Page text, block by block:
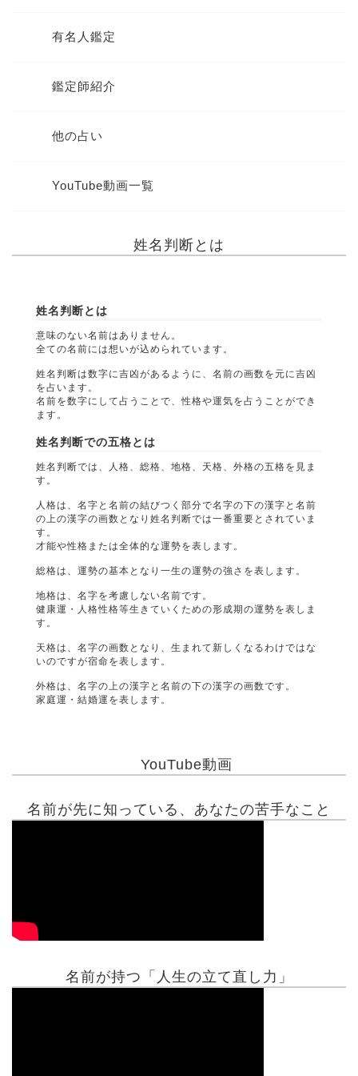
有名人鑑定
鑑定師紹介
他の占い
YouTube動画一覧
姓名判断とは
姓名判断とは
意味のない名前はありません。
全ての名前には想いが込められています。
姓名判断は数字に吉凶があるように、名前の画数を元に吉凶
を占います。
名前を数字にして占うことで、性格や運気を占うことができ
ます。
姓名判断での五格とは
姓名判断では、人格、総格、地格、天格、外格の五格を見ま
す。
人格は、名字と名前の結びつく部分で名字の下の漢字と名前
の上の漢字の画数となり姓名判断では一番重要とされていま
す。
才能や性格または全体的な運勢を表します。
総格は、運勢の基本となり一生の運勢の強さを表します。
地格は、名字を考慮しない名前です。
健康運・人格性格等生きていくための形成期の運勢を表しま
す。
天格は、名字の画数となり、生まれて新しくなるわけではな
いのですが宿命を表します。
外格は、名字の上の漢字と名前の下の漢字の画数です。
家庭運・結婚運を表します。
YouTube動画
名前が先に知っている、あなたの苦手なこと
名前が持つ「人生の立て直し力」